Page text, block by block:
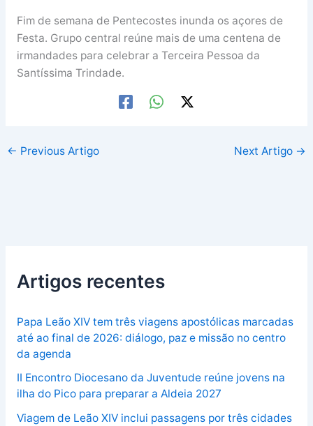
Fim de semana de Pentecostes inunda os açores de
Festa. Grupo central reúne mais de uma centena de
irmandades para celebrar a Terceira Pessoa da
Santíssima Trindade.
← Previous Artigo Next Artigo →
Artigos recentes
Papa Leão XIV tem três viagens apostólicas marcadas
até ao final de 2026: diálogo, paz e missão no centro
da agenda
II Encontro Diocesano da Juventude reúne jovens na
ilha do Pico para preparar a Aldeia 2027
Viagem de Leão XIV inclui passagens por três cidades